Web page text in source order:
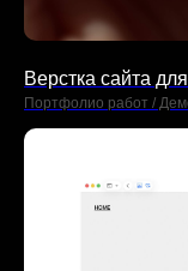
Верстка сайта
Портфолио работ /